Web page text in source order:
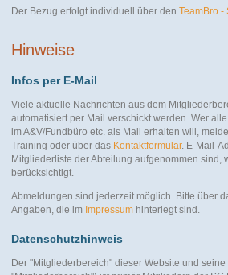
Der Bezug erfolgt individuell über den TeamBro -
Hinweise
Infos per E-Mail
Viele aktuelle Nachrichten aus dem
automatisiert per Mail verschickt werden. Wer
im A&V/Fundbüro etc. als Mail erhalten will,
Training oder über das Kontaktformular. E-Mail-
Mitgliederliste der Abteilung aufgenommen sind,
berücksichtigt.
Abmeldungen sind jederzeit möglich. Bitte über
Angaben, die im Impressumhinterlegt sind.
Datenschutzhinweis
Der "Mitgliederbereich" dieser Website und